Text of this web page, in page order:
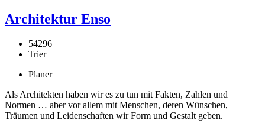
Architektur Enso
54296
Trier
Planer
Als Architekten haben wir es zu tun mit Fakten, Zahlen und
Normen … aber vor allem mit Menschen, deren Wünschen,
Träumen und Leidenschaften wir Form und Gestalt geben.